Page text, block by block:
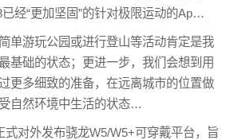
经“更加坚固”的针对极限运动的Ap…
游玩公园或进行登山等活动肯定是我
基础的状态；更进一步，我们会想到用
更多细致的准备，在远离城市的位置做
自然环境中生活的状态…
对外发布骁龙W5/W5+可穿戴平台，旨